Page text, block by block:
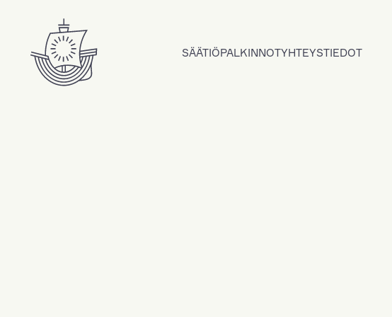
SÄÄTIÖPALKINNOTYHTEYSTIEDOT